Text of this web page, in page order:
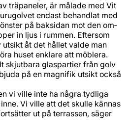
träpaneler, är målade med Vit
endast behandlat med
på baksidan mot den om­
in ljus i rummen. Eftersom
åt det hållet valde man
huset enklare att möblera.
skjutbara glaspartier från golv
på en magnifik utsikt också
vi ville inte ha några tyd­liga
Vi ville att det skulle kännas
ut på terrassen, säger